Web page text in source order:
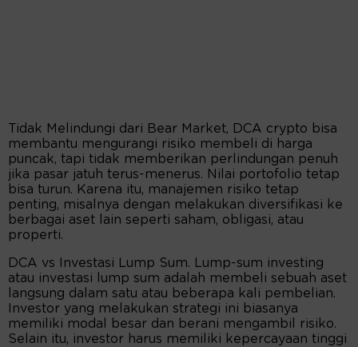
Tidak Melindungi dari Bear Market, DCA crypto bisa
membantu mengurangi risiko membeli di harga
puncak, tapi tidak memberikan perlindungan penuh
jika pasar jatuh terus-menerus. Nilai portofolio tetap
bisa turun. Karena itu, manajemen risiko tetap
penting, misalnya dengan melakukan diversifikasi ke
berbagai aset lain seperti saham, obligasi, atau
properti.
DCA vs Investasi Lump Sum. Lump-sum investing
atau investasi lump sum adalah membeli sebuah aset
langsung dalam satu atau beberapa kali pembelian.
Investor yang melakukan strategi ini biasanya
memiliki modal besar dan berani mengambil risiko.
Selain itu, investor harus memiliki kepercayaan tinggi